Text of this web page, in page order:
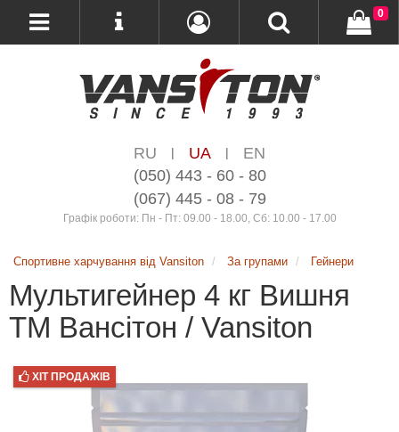
RU | UA |
EN
(050) 443 - 60 - 80
(067) 445 - 08 - 79
Графік роботи: Пн - Пт: 09.00 - 18.00, Сб: 10.00 - 17.00
0
Спортивне харчування від Vansiton За групами Гейнери
Мультигейнер 4 кг Вишня
ТМ Вансітон / Vansiton
ХІТ ПРОДАЖІВ